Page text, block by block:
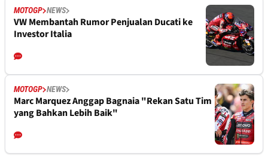
MOTOGP NEWS
VW Membantah Rumor Penjualan Ducati ke
Investor Italia
MOTOGP NEWS
Marc Marquez Anggap Bagnaia "Rekan Satu Tim
yang Bahkan Lebih Baik"